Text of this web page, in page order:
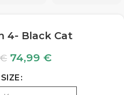
4- Black Cat
€ 74,99 €
SIZE